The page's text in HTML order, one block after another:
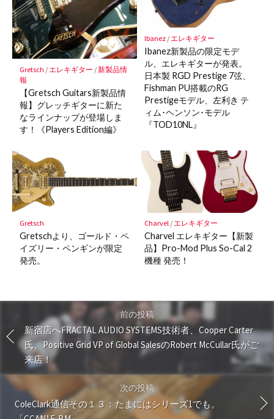
Gretsch / エレキギター /新製品情
報
【Gretsch Guitars新製品情
報】グレッチギターに新た
なラインナップが登場しま
す！《Players Edition編》
Ibanez/ エレキギター
Ibanez新製品の限定モデ
ル、エレキギターが発表。
日本製 RGD Prestige 7弦、
Fishman PU搭載のRG
Prestigeモデル、左利き テ
ィム･ヘンソン･モデル
『TOD10NL』
Gretsch
Gretschより、ゴールド・ペ
イズリー・ペンギンが限定
発売。
Charvel/エレキギター
Charvel エレキギター【新製
品】Pro-Mod Plus So-Cal 2
機種 発売！
前の投稿
新宿店へFRACTAL AUDIO SYSTEMS技術者、Cooper Carter
氏、Positive Grid VP of Global SalesのRobert McCullar氏がご
来店！
次の投稿
ColeClark通信その１３：たまにはシリーズ1でも。